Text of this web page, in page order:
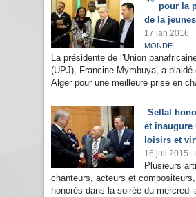
pour la
de la
17 jan 2016
MONDE
La présidente de l'Union
(UPJ), Francine Mymbuya, a plaidé
Alger pour une meilleure prise en
Sellal
et inaugure
loisirs et
16 juil 2015
Plusieurs
chanteurs, acteurs et
honorés dans la soirée du mercredi